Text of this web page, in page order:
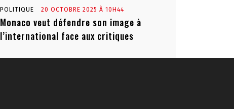
POLITIQUE 20 OCTOBRE 2025 À 10H44
Monaco veut défendre son image à
l’international face aux critiques